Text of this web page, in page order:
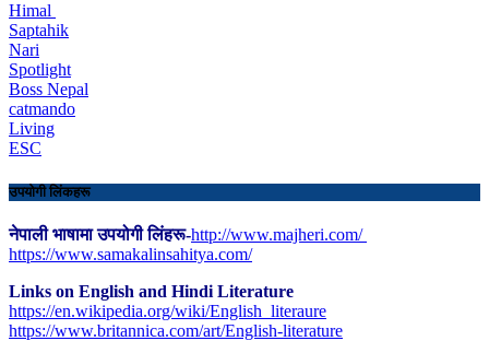
Himal
Saptahik
Nari
Spotlight
Boss Nepal
catmando
Living
ESC
उपयोगी लिंकहरू
नेपाली भाषामा उपयोगी लिंहरू-http://www.majheri.com/
https://www.samakalinsahitya.com/
Links on English and Hindi Literature
https://en.wikipedia.org/wiki/English_literaure
https://www.britannica.com/art/English-literature